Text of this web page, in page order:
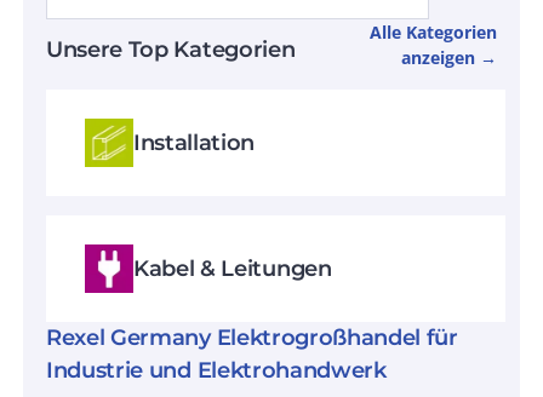
Unsere Top Kategorien
Alle Kategorien
anzeigen →
Installation
Kabel & Leitungen
Rexel Germany Elektrogroßhandel für
Industrie und Elektrohandwerk